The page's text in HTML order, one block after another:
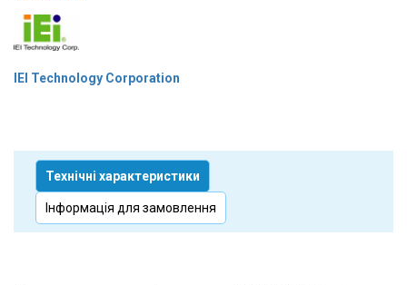
Контакти
Блог
IEI Technology Corporation
Технічні характеристики
Інформація для замовлення